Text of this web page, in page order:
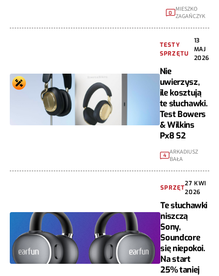
0
MIESZKO
ZAGAŃCZYK
TESTY
SPRZĘTU
13
MAJ
2026
Nie
uwierzysz,
ile kosztują
te słuchawki.
Test Bowers
& Wilkins
Px8 S2
4 ARKADIUSZ
BAŁA
SPRZĘT
27 KWI
2026
Te słuchawki
niszczą
Sony,
Soundcore
się niepokoi.
Na start
25% taniej